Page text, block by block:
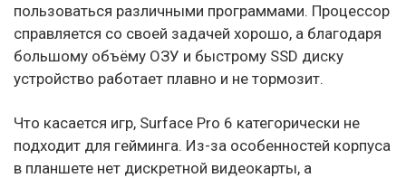
пользоваться различными программами. Процессор
справляется со своей задачей хорошо, а благодаря
большому объёму ОЗУ и быстрому SSD диску
устройство работает плавно и не тормозит.
Что касается игр, Surface Pro 6 категорически не
подходит для гейминга. Из-за особенностей корпуса
в планшете нет дискретной видеокарты, а